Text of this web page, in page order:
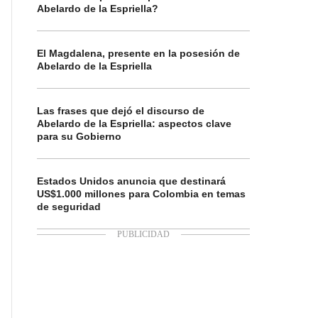
Abelardo de la Espriella?
El Magdalena, presente en la posesión de
Abelardo de la Espriella
Las frases que dejó el discurso de
Abelardo de la Espriella: aspectos clave
para su Gobierno
Estados Unidos anuncia que destinará
US$1.000 millones para Colombia en temas
de seguridad